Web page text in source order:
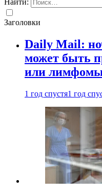
Найти:
Заголовки
Daily Mail:
может быть
или
1 год спустя1 год